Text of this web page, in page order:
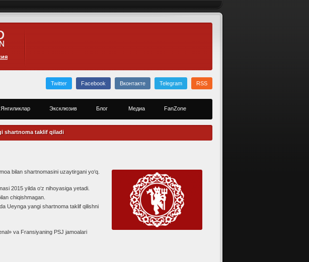
Twitter Facebook Вконтакте Telegram RSS
Янгиликлар Эксклюзив Блог Медиа FanZone
shartnoma taklif qiladi
bilan shartnomasini uzaytirgani yo‘q.
2015 yilda o‘z nihoyasiga yetadi.
chiqishmagan.
Ueynga yangi shartnoma taklif qilishni
va Fransiyaning PSJ jamoalari